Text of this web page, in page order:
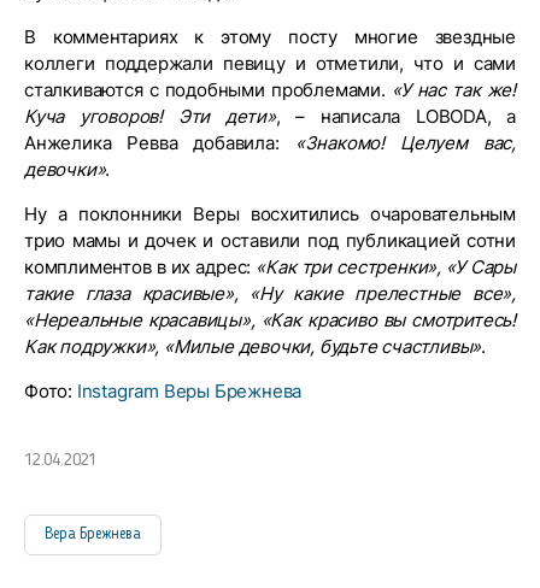
В комментариях к этому посту многие звездные
коллеги поддержали певицу и отметили, что и сами
сталкиваются с подобными проблемами. «У нас так же!
Куча уговоров! Эти дети», – написала LOBODA, а
Анжелика Ревва добавила:
«Знакомо! Целуем вас,
девочки».
Ну а поклонники Веры восхитились очаровательным
трио мамы и дочек и оставили под публикацией сотни
комплиментов в их адрес: «Как три сестренки», «У Сары
такие глаза красивые», «Ну какие прелестные все»,
«Нереальные красавицы», «Как красиво вы смотритесь!
Как подружки», «Милые девочки, будьте счастливы».
Фото: Instagram Веры Брежнева
12.04.2021
Вера Брежнева